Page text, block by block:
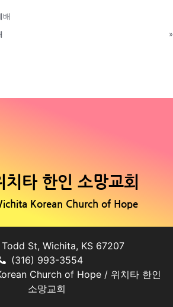
배
»
치타 한인 소망교회
Korean Church of Hope
Todd St, Wichita, KS 67207
(316) 993-3554
Church of Hope / 위치타 한인
소망교회